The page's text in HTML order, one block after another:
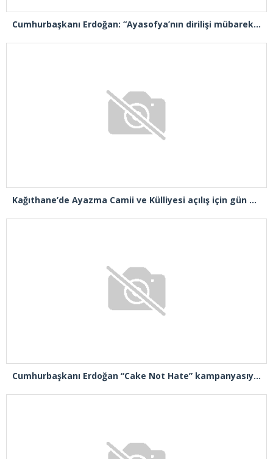
Cumhurbaşkanı Erdoğan: “Ayasofya’nın dirilişi mübarek olsun”
Kağıthane’de Ayazma Camii ve Külliyesi açılış için gün sayıyor
Cumhurbaşkanı Erdoğan “Cake Not Hate” kampanyasıyla tanınan Joshua Harris’i kabul etti